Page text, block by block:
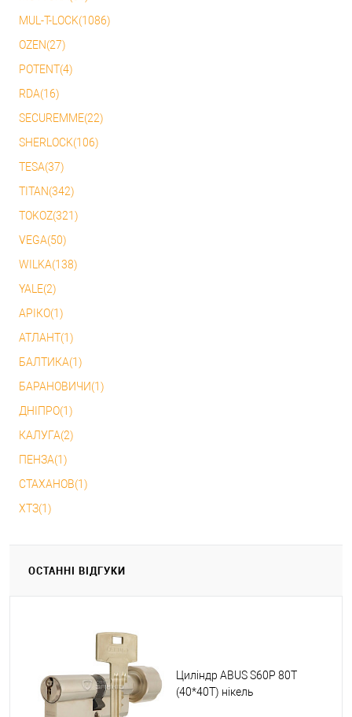
MUL-T-LOCK(1086)
OZEN(27)
POTENT(4)
RDA(16)
SECUREMME(22)
SHERLOCK(106)
TESA(37)
TITAN(342)
TOKOZ(321)
VEGA(50)
WILKA(138)
YALE(2)
АРІКО(1)
АТЛАНТ(1)
БАЛТИКА(1)
БАРАНОВИЧИ(1)
ДНІПРО(1)
КАЛУГА(2)
ПЕНЗА(1)
СТАХАНОВ(1)
ХТЗ(1)
ОСТАННІ ВІДГУКИ
Циліндр ABUS S60P 80T
(40*40T) нікель